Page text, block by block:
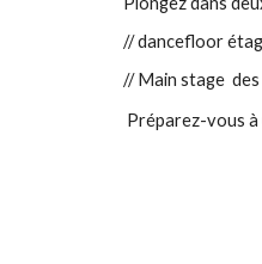
//dancefloor
// Main stage des
Préparez-vous à